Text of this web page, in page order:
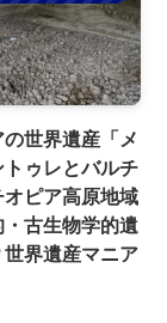
世界遺産「メ
ゥレとバルチ
オピア高原地域
古生物学的遺
界遺産マニア